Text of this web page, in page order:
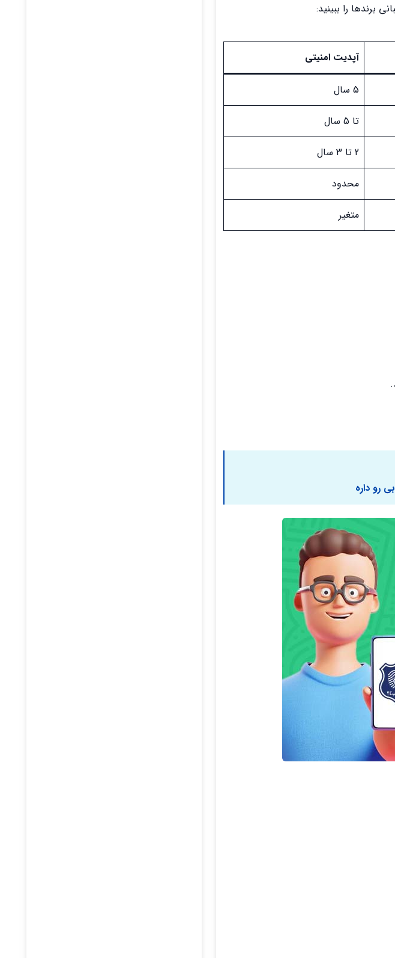
را ببینید:
آپدیت امنیتی
5 سال
تا 5 سال
2 تا 3 سال
محدود
متغیر
رو داره